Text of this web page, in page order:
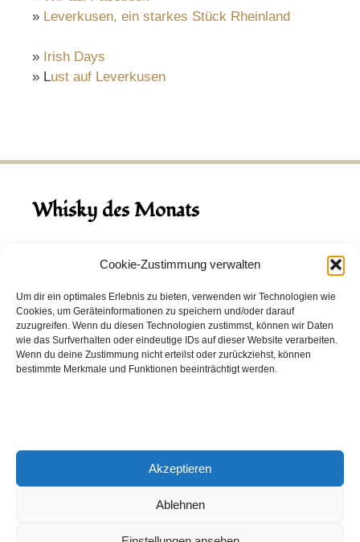
Cookie-Zustimmung verwalten
Um dir ein optimales Erlebnis zu bieten, verwenden wir Technologien wie
Cookies, um Geräteinformationen zu speichern und/oder darauf
zuzugreifen. Wenn du diesen Technologien zustimmst, können wir Daten
wie das Surfverhalten oder eindeutige IDs auf dieser Website verarbeiten.
Wenn du deine Zustimmung nicht erteilst oder zurückziehst, können
bestimmte Merkmale und Funktionen beeinträchtigt werden.
Akzeptieren
Ablehnen
» Leverkusen, ein starkes Stück Rheinland
» Irish Days
» Lust auf Leverkusen
Whisky des Monats
August 2026
Hinch Double Wood
Destillerie:Hinch(Irland)
Single Malt, 43.0%
Peated: Nein
Entdecke viele weitere Whiskysin unserem
in den Whiskys des Monats.